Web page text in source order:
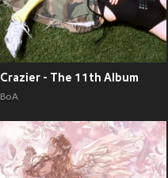
Crazier - The 11th Album
BoA